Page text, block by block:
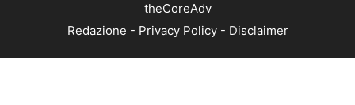
theCoreAdv
Redazione - Privacy Policy- Disclaimer